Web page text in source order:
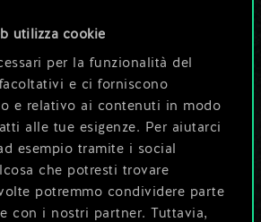
utilizza cookie
per la funzionalità del
e ci forniscono
e relativo ai contenuti in modo
alle tue esigenze. Per aiutarci
esempio tramite i social
che potresti trovare
potremmo condividere parte
con i nostri partner. Tuttavia,
diventare
altro!
al mazzo e crea una